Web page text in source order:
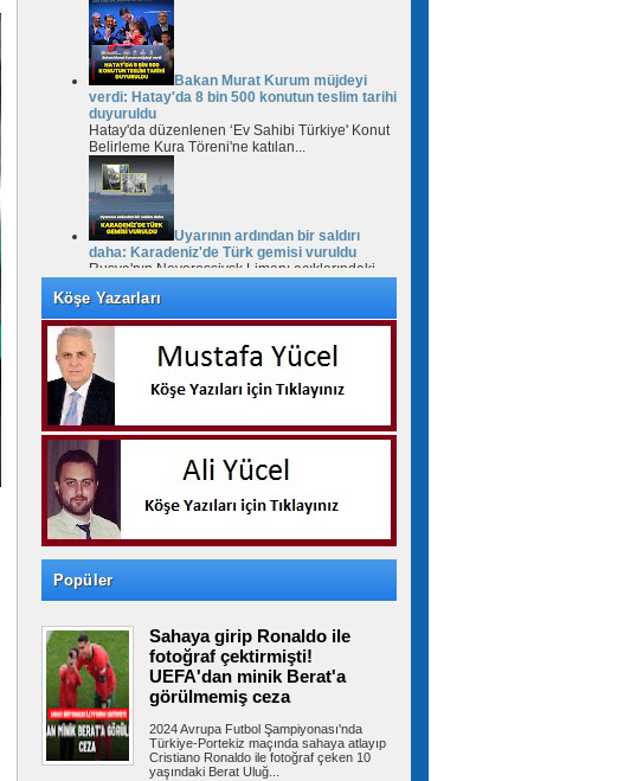
Bakan Murat Kurum müjdeyi
verdi: Hatay'da 8 bin 500 konutun teslim tarihi
duyuruldu
Hatay'da düzenlenen ‘Ev Sahibi Türkiye' Konut
Belirleme Kura Töreni'ne katılan...
Uyarının ardından bir saldırı
daha: Karadeniz'de Türk gemisi vuruldu
Rusya'nın Novorossiysk Limanı açıklarındaki
Mekke Anlaşması daveti: Tüm kardeş
Cumhurbaşkanı Recep Tayyip Erdoğan, Mekke
Ortak Savunma Anlaşması hakkında,...
keşif yaptırıldı
10 yıl sonra Afyonkarahisar’da yakalanan
FETÖ'cü Burkay Karatepe'nin ifadesi...
Suriye Türkmenlerinden Devlet
Bahçeli'ye ziyaret: Suriye ordusunda yeniden
yapılanma gündemi
Suriye Türkmenlerinden bir heyet, Devlet
Bahçeli'yi ziyaret etti. Ziyaretin...
Köşe Yazarları
Popüler
Sahaya girip Ronaldo ile
fotoğraf çektirmişti!
UEFA'dan minik Berat'a
görülmemiş ceza
2024 Avrupa Futbol Şampiyonası'nda
Türkiye-Portekiz maçında sahaya atlayıp
Cristiano Ronaldo ile fotoğraf çeken 10
yaşındaki Berat Uluğ...